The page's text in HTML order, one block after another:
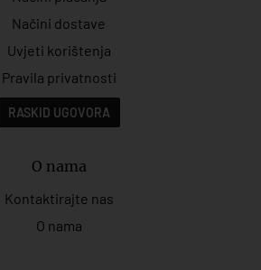
Načini dostave
Uvjeti korištenja
Pravila privatnosti
RASKID UGOVORA
O nama
Kontaktirajte nas
O nama